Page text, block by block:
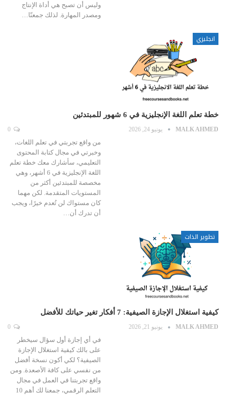
وليس أن تصبح هي أداة الإنتاج
ومصدر المهارة. لذلك جمعنّا…
انجليزي
خطة تعلم اللغة الإنجليزية في 6 شهور للمبتدئين
MALK AHMED يونيو 24, 2026
من واقع تجربتي في تعلم اللغات،
وخبرتي في مجال كتابة المحتوى
التعليمي، سأشارك معك خطة تعلم
اللغة الإنجليزية في 6 أشهر، وهي
مخصصة للمبتدئين أكثر من
المستويات المتقدمة. لكن مهما
كان مستواك لن تُعدم خيرًا، ويجب
أن تدرك أن…
تطوير الذات
كيفية استغلال الإجازة الصيفية: 7 أفكار تغير حياتك للأفضل
MALK AHMED يونيو 21, 2026
في أي إجازة أول سؤال سيخطر
على بالك كيفية استغلال الإجازة
الصيفية؟ لكي أكون نسخة أفضل
من نفسي على كافة الأصعدة. ومن
واقع تجربتنا في العمل في مجال
التعلم الرقمي، جمعنا لك أهم 10